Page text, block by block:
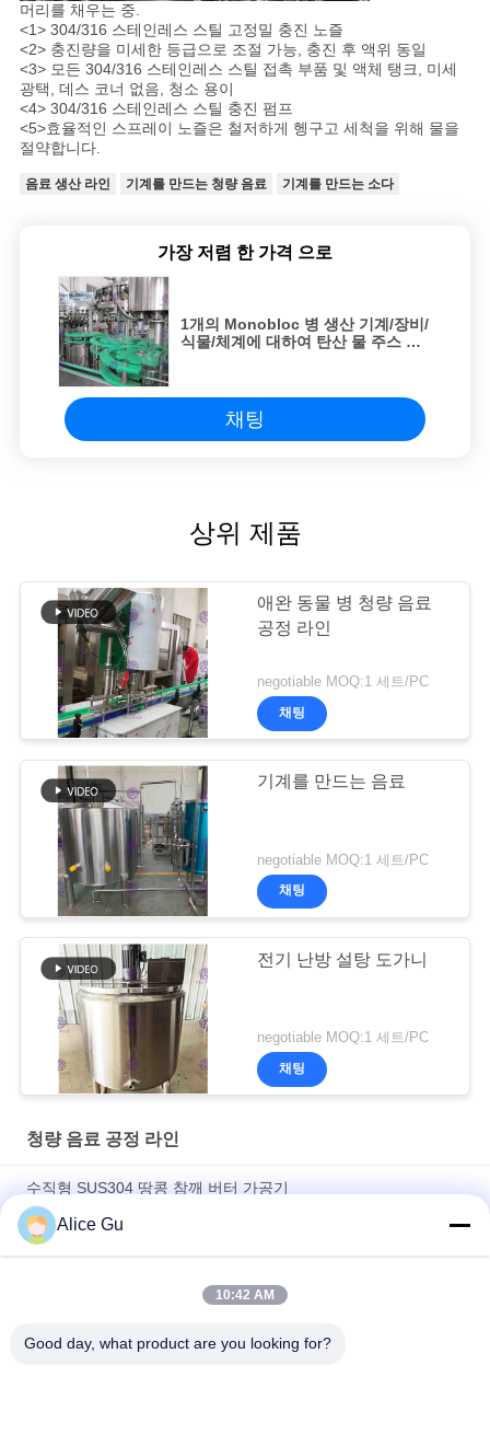
머리를 채우는 중.
<1> 304/316 스테인레스 스틸 고정밀 충진 노즐
<2> 충진량을 미세한 등급으로 조절 가능, 충진 후 액위 동일
<3> 모든 304/316 스테인레스 스틸 접촉 부품 및 액체 탱크, 미세
광택, 데스 코너 없음, 청소 용이
<4> 304/316 스테인레스 스틸 충진 펌프
<5>효율적인 스프레이 노즐은 철저하게 헹구고 세척을 위해 물을
절약합니다.
음료 생산 라인 기계를 만드는 청량 음료 기계를 만드는 소다
가장 저렴 한 가격 으로
1개의 Monobloc 병 생산 기계/장비/
식물/체계에 대하여 탄산 물 주스 포
채팅
상위 제품
애완 동물 병 청량 음료
공정 라인
negotiable MOQ:1 세트/PC
채팅
기계를 만드는 음료
negotiable MOQ:1 세트/PC
채팅
전기 난방 설탕 도가니
negotiable MOQ:1 세트/PC
채팅
청량 음료 공정 라인
수직형 SUS304 땅콩 참깨 버터 가공기
1개의 Monobloc 병 충전물 기계/장비/선/식물/체계에 대하여 탄
산 물 주스 포도주 애완 동물 플라스틱 유리 3
1개의 Monobloc 가스 음료 음료 물 술병 충전물 기계/장비/식
Alice Gu
10:42 AM
Good day, what product are you looking for?